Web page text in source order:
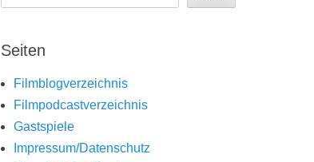
Seiten
Filmblogverzeichnis
Filmpodcastverzeichnis
Gastspiele
Impressum/Datenschutz